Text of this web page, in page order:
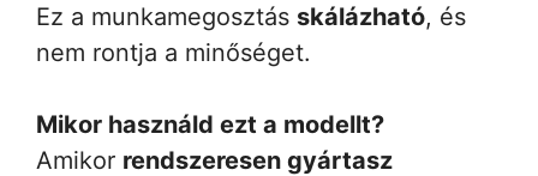
Ez a munkamegosztás skálázható, és
nem rontja a minőséget.
Mikor használd ezt a modellt?
Amikor rendszeresen gyártasz